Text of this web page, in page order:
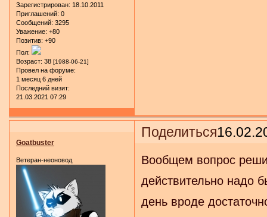
Зарегистрирован: 18.10.2011
Приглашений: 0
Сообщений: 3295
Уважение: +80
Позитив: +90
Пол:
Возраст: 38 [1988-06-21]
Провел на форуме:
1 месяц 6 дней
Последний визит:
21.03.2021 07:29
Поделиться
Goatbuster
Ветеран-неоновод
Вообщем вопрос
действительно надо
день вроде